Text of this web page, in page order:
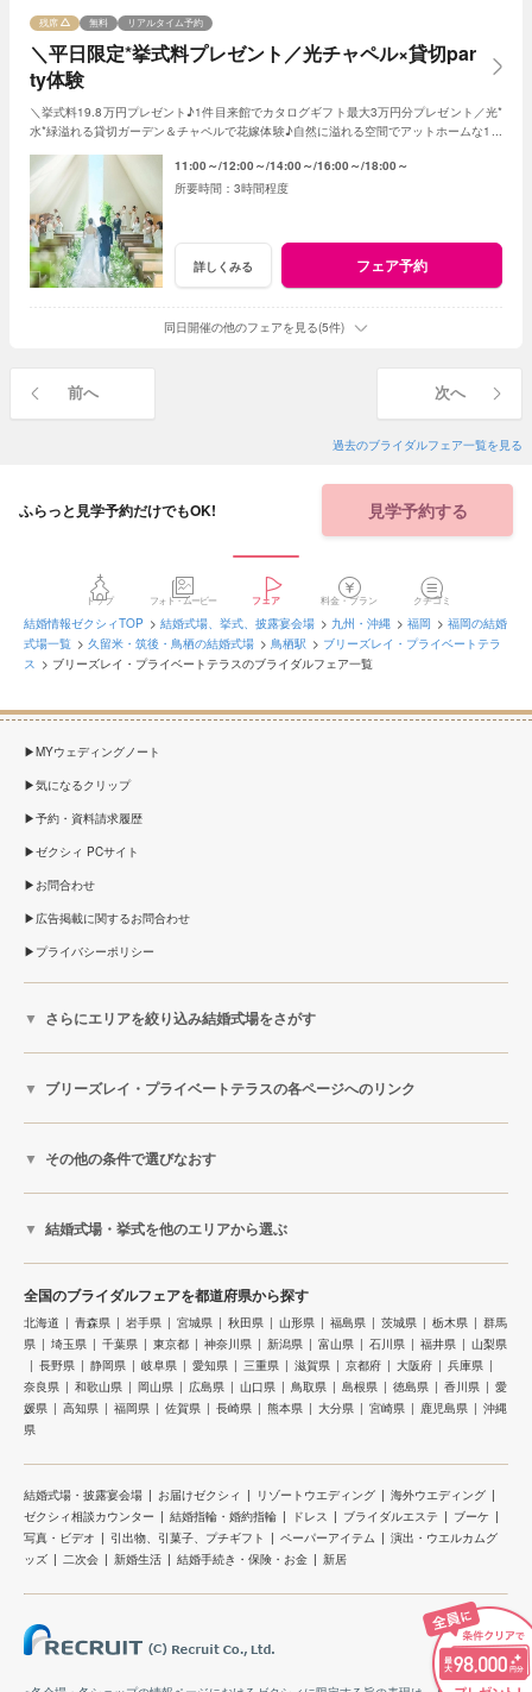
＼平日限定*挙式料プレゼント／光チャペル×貸切par
ty体験
残席 無料 リアルタイム予約
＼挙式料19.8万円プレゼント♪1件目来館でカタログギフト最大3万円分プレゼント／光*
水*緑溢れる貸切ガーデン＆チャペルで花嫁体験♪自然に溢れる空間でアットホームな1日
11:00～ 12:00～ 14:00～ 16:00～ 18:00～
3時間程度
詳しくみる フェア予約
同日開催の他のフェアを見る(5件)
前へ 次へ
過去のブライダルフェア一覧を見る
ふらっと見学予約だけでもOK! 見学予約する
トップ フォト・ムービー フェア 料金・プラン クチコミ
結婚情報ゼクシィTOP 結婚式場、挙式、披露宴会場 九州・沖縄 福岡
福岡の結婚
式場一覧
久留米・筑後・鳥栖の結婚式場 鳥栖駅
ブリーズレイ・プライベートテラ
ス
ブリーズレイ・プライベートテラスのブライダルフェア一覧
MYウェディングノート
気になるクリップ
予約・資料請求履歴
ゼクシィ PCサイト
お問合わせ
広告掲載に関するお問合わせ
プライバシーポリシー
さらにエリアを絞り込み結婚式場をさがす
ブリーズレイ・プライベートテラスの各ページへのリンク
その他の条件で選びなおす
結婚式場・挙式を他のエリアから選ぶ
全国のブライダルフェアを都道府県から探す
北海道 青森県 岩手県 宮城県 秋田県 山形県 福島県 茨城県 栃木県
群馬
県
埼玉県 千葉県 東京都 神奈川県 新潟県 富山県 石川県 福井県
山梨県
長野県
静岡県 岐阜県 愛知県 三重県 滋賀県 京都府 大阪府
兵庫県
奈良県
和歌山県 岡山県 広島県 山口県 鳥取県 島根県 徳島県 香川県
愛
媛県
高知県 福岡県 佐賀県 長崎県 熊本県 大分県 宮崎県 鹿児島県
沖縄
県
結婚式場・披露宴会場 お届けゼクシィ リゾートウエディング
海外ウエディング
ゼクシィ相談カウンター
結婚指輪・婚約指輪 ドレス ブライダルエステ
ブーケ
写真・ビデオ
引出物、引菓子、プチギフト ペーパーアイテム
演出・ウエルカムグ
ッズ
二次会 新婚生活 結婚手続き・保険・お金 新居